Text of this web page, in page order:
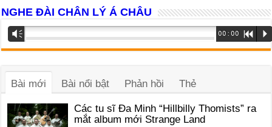
NGHE ĐÀI CHÂN LÝ Á CHÂU
Trình
phát
âm
Vm 00:00 R P
Bài mới Bài nổi bật Phản hồi Thẻ
Các tu sĩ Đa Minh “Hillbilly Thomists” ra
mắt album mới Strange Land